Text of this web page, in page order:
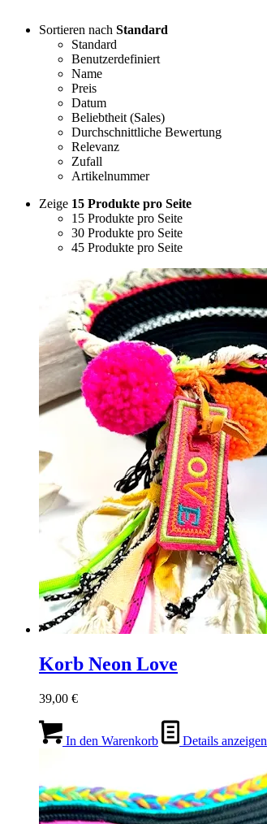
Sortieren nach Standard
Standard
Benutzerdefiniert
Name
Preis
Datum
Beliebtheit (Sales)
Durchschnittliche Bewertung
Relevanz
Zufall
Artikelnummer
Zeige 15 Produkte pro Seite
15 Produkte pro Seite
30 Produkte pro Seite
45 Produkte pro Seite
Korb Neon Love
39,00 €
In den Warenkorb Details anzeigen